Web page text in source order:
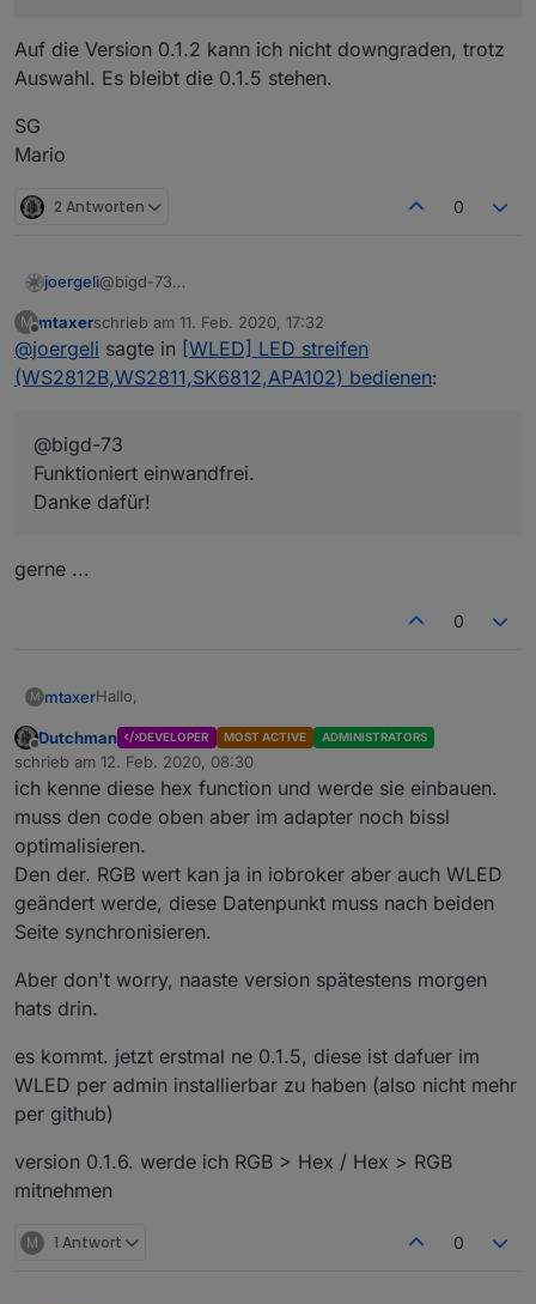
Auf die Version 0.1.2 kann ich nicht downgraden, trotz
Auswahl. Es bleibt die 0.1.5 stehen.
SG
Mario
2 Antworten 0
joergeli@bigd-73
Danke dafür!
M
Offline
mtaxerschrieb am 11. Feb. 2020, 17:32
zuletzt editiert von
@joergeli sagte in [WLED] LED streifen
(WS2812B,WS2811,SK6812,APA102) bedienen:
@bigd-73
Funktioniert einwandfrei.
Danke dafür!
gerne ...
0
M mtaxerHallo,
seit dem Update auf die Adapterversion 0.1.4 bzw. 0.1.5
werden meine beiden Wled Wemos
nicht mehr gefunden. Bei den Controllern hat sich von
gestern auf heute in der
Config nichts geändert. Adapter bleibt gelb.
Hier das Log:
wled.0	2020-02-11 18:28:19.325	debug
wled.0	2020-02-11 18:28:19.325	warn
wled.0	2020-02-11 18:28:19.325	debug
Auf die Version 0.1.2 kann ich nicht downgraden, trotz
Auswahl. Es bleibt die 0.1.5 stehen.
SG
Mario
Offline
Dutchman DEVELOPER MOST ACTIVE ADMINISTRATORS
schrieb am 12. Feb. 2020, 08:30
zuletzt editiert von
ich kenne diese hex function und werde sie einbauen.
muss den code oben aber im adapter noch bissl
optimalisieren.
Den der. RGB wert kan ja in iobroker aber auch WLED
geändert werde, diese Datenpunkt muss nach beiden
Seite synchronisieren.
Aber don't worry, naaste version spätestens morgen
hats drin.
es kommt. jetzt erstmal ne 0.1.5, diese ist dafuer im
WLED per admin installierbar zu haben (also nicht mehr
per github)
version 0.1.6. werde ich RGB > Hex / Hex > RGB
mitnehmen
M 1 Antwort 0